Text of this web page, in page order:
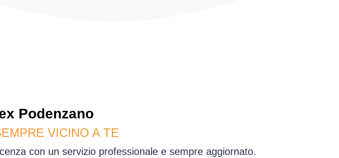
Podenzano
VICINO A TE
con un servizio professionale e sempre aggiornato.